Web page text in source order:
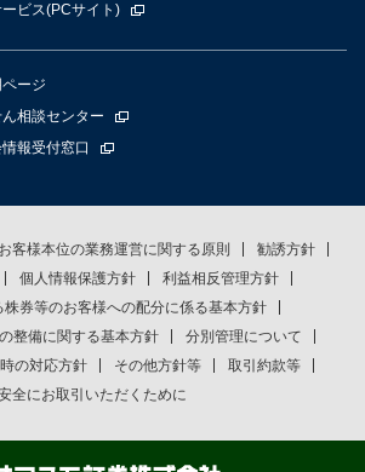
ビス(PCサイト)
ージ
相談センター
報受付窓口
お客様本位の業務運営に関する原則
勧誘方針
個人情報保護方針
利益相反管理方針
株券等のお客様への配分に係る基本方針
整備に関する基本方針
分別管理について
の対応方針
その他方針等
取引約款等
全にお取引いただくために